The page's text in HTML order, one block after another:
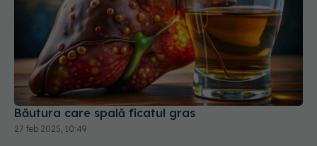
Băutura care spală ficatul gras
27 feb 2025, 10:49